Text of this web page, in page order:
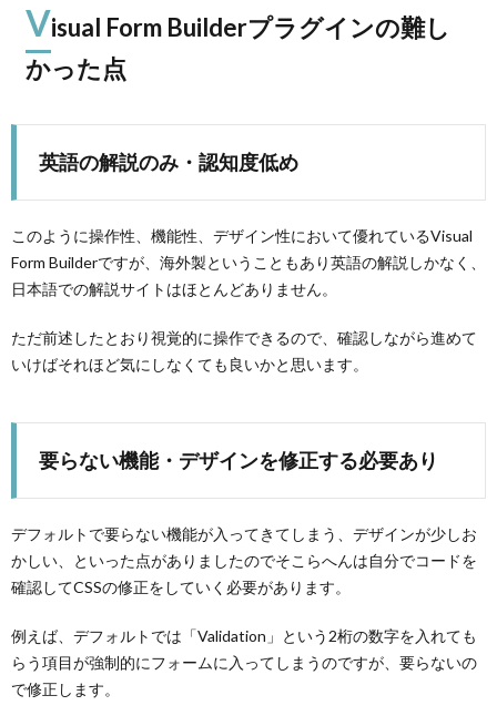
Visual Form Builderプラグインの難し
かった点
英語の解説のみ・認知度低め
このように操作性、機能性、デザイン性において優れているVisual
Form Builderですが、海外製ということもあり英語の解説しかなく、
日本語での解説サイトはほとんどありません。
ただ前述したとおり視覚的に操作できるので、確認しながら進めて
いけばそれほど気にしなくても良いかと思います。
要らない機能・デザインを修正する必要あり
デフォルトで要らない機能が入ってきてしまう、デザインが少しお
かしい、といった点がありましたのでそこらへんは自分でコードを
確認してCSSの修正をしていく必要があります。
例えば、デフォルトでは「Validation」という2桁の数字を入れても
らう項目が強制的にフォームに入ってしまうのですが、要らないの
で修正します。